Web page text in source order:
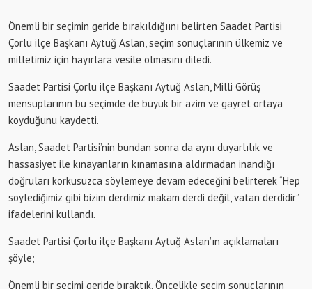
Önemli bir seçimin geride bırakıldığıını belirten Saadet Partisi
Çorlu ilçe Başkanı Aytuğ Aslan, seçim sonuçlarının ülkemiz ve
milletimiz için hayırlara vesile olmasını diledi.
Saadet Partisi Çorlu ilçe Başkanı Aytuğ Aslan, Milli Görüş
mensuplarının bu seçimde de büyük bir azim ve gayret ortaya
koyduğunu kaydetti.
Aslan, Saadet Partisi’nin bundan sonra da aynı duyarlılık ve
hassasiyet ile kınayanların kınamasına aldırmadan inandığı
doğruları korkusuzca söylemeye devam edeceğini belirterek “Hep
söylediğimiz gibi bizim derdimiz makam derdi değil, vatan derdidir”
ifadelerini kullandı.
Saadet Partisi Çorlu ilçe Başkanı Aytuğ Aslan’ın açıklamaları
şöyle;
Önemli bir seçimi geride bıraktık. Öncelikle seçim sonuçlarının